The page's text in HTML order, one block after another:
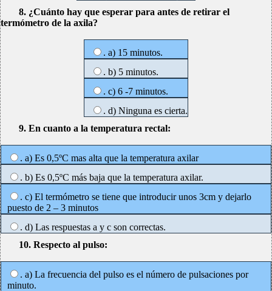
8. ¿Cuánto hay que esperar para antes de retirar el
termómetro de la axila?
. a) 15 minutos.
. b) 5 minutos.
. c) 6 -7 minutos.
. d) Ninguna es cierta.
9. En cuanto a la temperatura rectal:
. a) Es 0,5ºC mas alta que la temperatura axilar
. b) Es 0,5ºC más baja que la temperatura axilar.
. c) El termómetro se tiene que introducir unos 3cm y dejarlo
puesto de 2 – 3 minutos
. d) Las respuestas a y c son correctas.
10. Respecto al pulso:
. a) La frecuencia del pulso es el número de pulsaciones por
minuto.